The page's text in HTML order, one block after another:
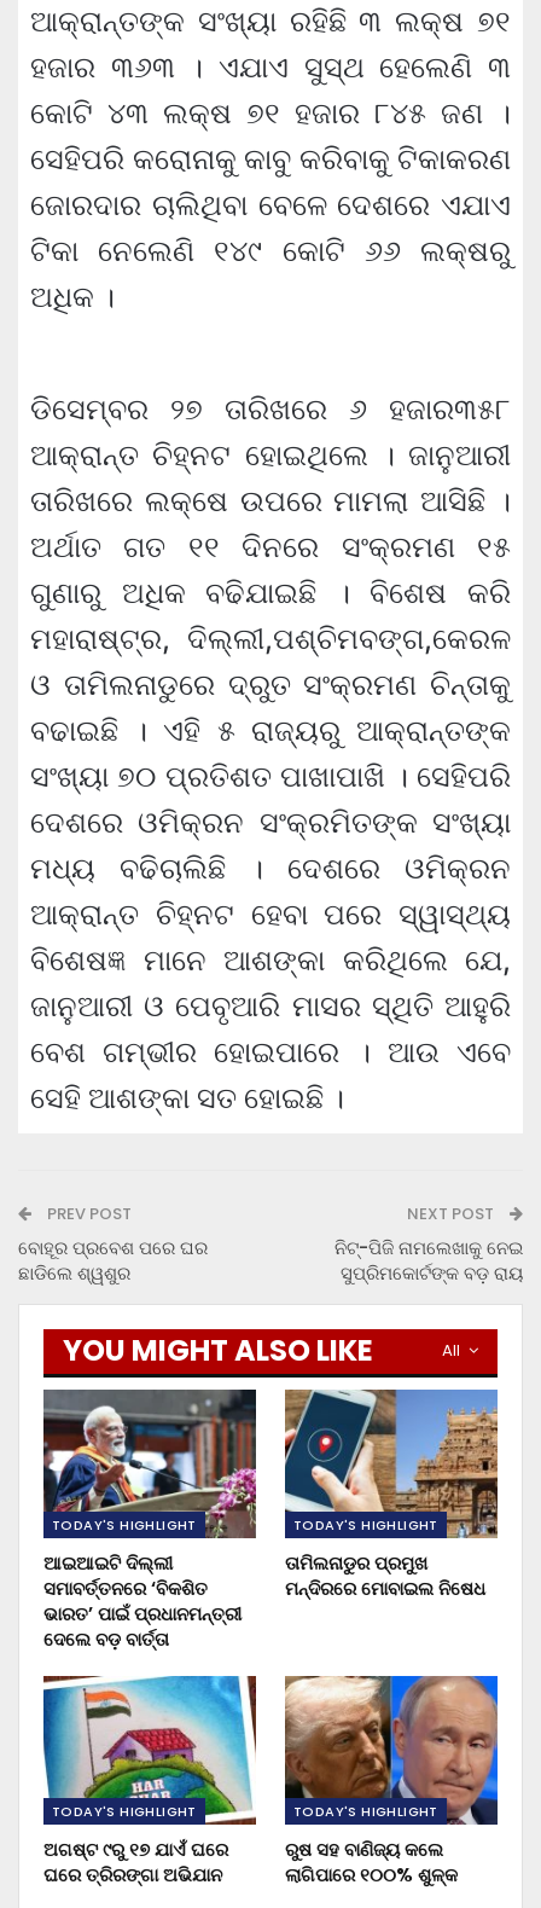
ଆକ୍ରାନ୍ତଙ୍କ ସଂଖ୍ୟା ରହିଛି ୩ ଲକ୍ଷ ୭୧
ହଜାର ୩୬୩ । ଏଯାଏ ସୁସ୍ଥ ହେଲେଣି ୩
କୋଟି ୪୩ ଲକ୍ଷ ୭୧ ହଜାର ୮୪୫ ଜଣ ।
ସେହିପରି କରୋନାକୁ କାବୁ କରିବାକୁ ଟିକାକରଣ
ଜୋରଦାର ଚାଲିଥିବା ବେଳେ ଦେଶରେ ଏଯାଏ
ଟିକା ନେଲେଣି ୧୪୯ କୋଟି ୬୬ ଲକ୍ଷରୁ
ଅଧିକ ।
ଡିସେମ୍ବର ୨୭ ତାରିଖରେ ୬ ହଜାର୩୫୮
ଆକ୍ରାନ୍ତ ଚିହ୍ନଟ ହୋଇଥିଲେ । ଜାନୁଆରୀ
ତାରିଖରେ ଲକ୍ଷେ ଉପରେ ମାମଲା ଆସିଛି ।
ଅର୍ଥାତ ଗତ ୧୧ ଦିନରେ ସଂକ୍ରମଣ ୧୫
ଗୁଣାରୁ ଅଧିକ ବଢିଯାଇଛି । ବିଶେଷ କରି
ମହାରାଷ୍ଟ୍ର, ଦିଲ୍ଲୀ,ପଶ୍ଚିମବଙ୍ଗ,କେରଳ
ଓ ତାମିଲନାଡୁରେ ଦ୍ରୁତ ସଂକ୍ରମଣ ଚିନ୍ତାକୁ
ବଢାଇଛି । ଏହି ୫ ରାଜ୍ୟରୁ ଆକ୍ରାନ୍ତଙ୍କ
ସଂଖ୍ୟା ୭୦ ପ୍ରତିଶତ ପାଖାପାଖି । ସେହିପରି
ଦେଶରେ ଓମିକ୍ରନ ସଂକ୍ରମିତଙ୍କ ସଂଖ୍ୟା
ମଧ୍ୟ ବଢିଚାଲିଛି । ଦେଶରେ ଓମିକ୍ରନ
ଆକ୍ରାନ୍ତ ଚିହ୍ନଟ ହେବା ପରେ ସ୍ୱାସ୍ଥ୍ୟ
ବିଶେଷଜ୍ଞ ମାନେ ଆଶଙ୍କା କରିଥିଲେ ଯେ,
ଜାନୁଆରୀ ଓ ପେବୃଆରି ମାସର ସ୍ଥିତି ଆହୁରି
ବେଶ ଗମ୍ଭୀର ହୋଇପାରେ । ଆଉ ଏବେ
ସେହି ଆଶଙ୍କା ସତ ହୋଇଛି ।
PREV POST
ବୋହୂର ପ୍ରବେଶ ପରେ ଘର
ଛାଡିଲେ ଶ୍ୱଶୁର
NEXT POST
ନିଟ୍‌-ପିଜି ନାମଲେଖାକୁ ନେଇ
ସୁପ୍ରିମକୋର୍ଟଙ୍କ ବଡ଼ ରାୟ
All
YOU MIGHT ALSO LIKE
TODAY'S HIGHLIGHT
ଆଇଆଇଟି ଦିଲ୍ଲୀ
ସମାବର୍ତ୍ତନରେ ‘ବିକଶିତ
ଭାରତ’ ପାଇଁ ପ୍ରଧାନମନ୍ତ୍ରୀ
ଦେଲେ ବଡ଼ ବାର୍ତ୍ତା
TODAY'S HIGHLIGHT
ତାମିଲନାଡୁର ପ୍ରମୁଖ
ମନ୍ଦିରରେ ମୋବାଇଲ ନିଷେଧ
TODAY'S HIGHLIGHT
ଅଗଷ୍ଟ ୯ରୁ ୧୭ ଯାଏଁ ଘରେ
ଘରେ ତ୍ରିରଙ୍ଗା ଅଭିଯାନ
TODAY'S HIGHLIGHT
ରୁଷ ସହ ବାଣିଜ୍ୟ କଲେ
ଲାଗିପାରେ ୧୦୦% ଶୁଳ୍କ